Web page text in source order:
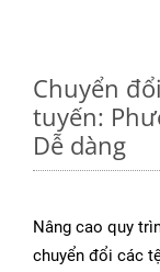
Chuyển
tuyến:
Dễ dàng
Nâng cao quy
chuyển đổi các